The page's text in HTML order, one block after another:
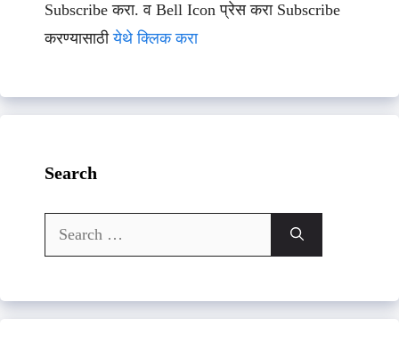
Subscribe करा. व Bell Icon प्रेस करा Subscribe
करण्यासाठीयेथे क्लिक करा
Search
Search
for: